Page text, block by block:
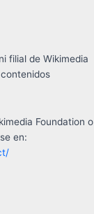
filial de Wikimedia
Foundation o
en: